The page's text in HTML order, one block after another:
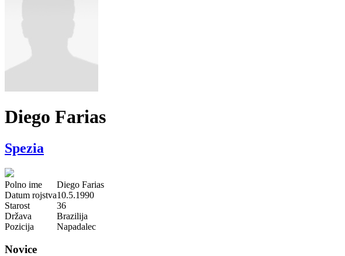
Diego Farias
Spezia
Polno ime
Diego Farias
Datum rojstva10.5.1990
Starost
36
Država
Brazilija
Pozicija
Napadalec
Novice